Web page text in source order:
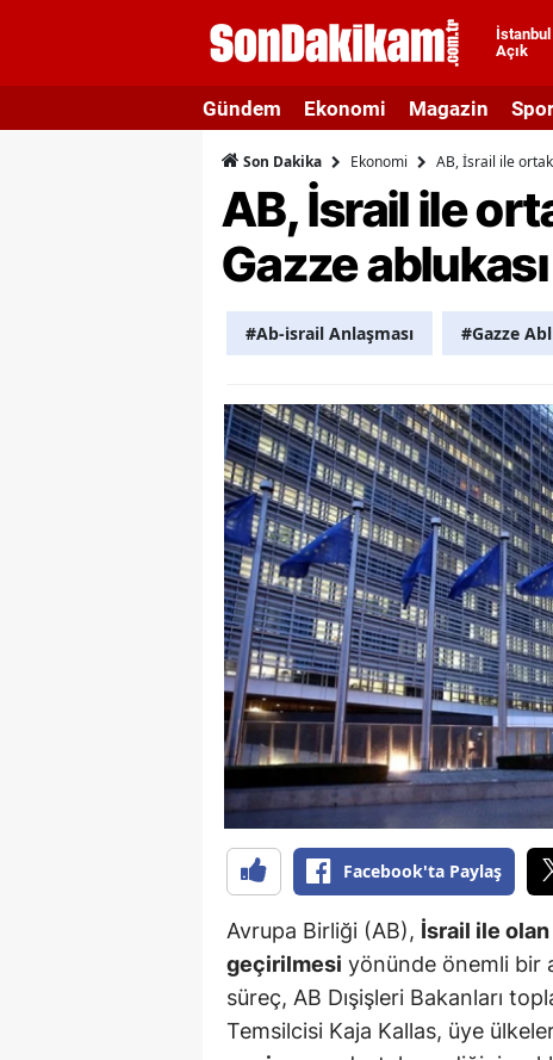
İstanbul
Açık
Ağrı
Gündem Ekonomi Magazin Spor
Son Dakika Ekonomi AB, İsrail ile
AB, İsrail ile
Gazze
#Ab-i̇srail Anlaşması #Gazze
Facebook'ta Paylaş
Avrupa Birliği (AB), İsrail ile olan
geçirilmesi yönünde önemli bir
süreç, AB Dışişleri Bakanları
Temsilcisi Kaja Kallas, üye